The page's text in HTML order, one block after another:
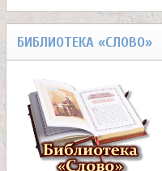
ц
БИБЛИОТЕКА «СЛОВО»